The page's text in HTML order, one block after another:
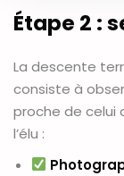
Étape 2 :
La descente
consiste à
proche de celui
l’élu :